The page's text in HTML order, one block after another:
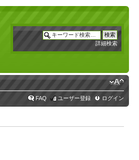
詳細検索
FAQ ユーザー登録 ログイン